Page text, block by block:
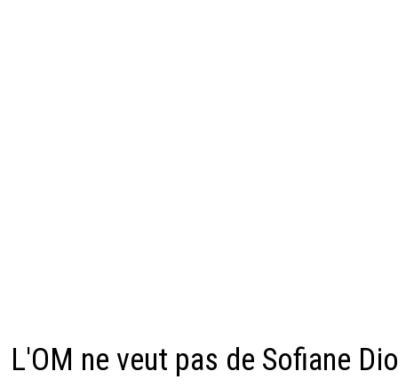
L'OM ne veut pas de Sofiane